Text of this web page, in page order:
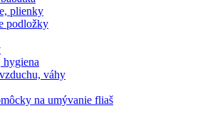
plienky
podložky
hygiena
váhy
na umývanie fliaš